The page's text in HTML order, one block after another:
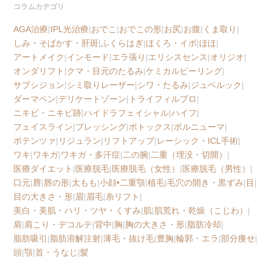
コラムカテゴリ
AGA治療|IPL光治療|おでこ |おでこの形|お尻|お腹| くま取り |
しみ・そばかす・肝斑|ふくらはぎ|ほくろ・イボ|ほほ|
アートメイク|インモード|エラ張り |エリシスセンス|オリジオ|
オンダリフト |クマ・目元のたるみ|ケミカルピーリング|
サブシジョン|シミ取りレーザー|シワ・たるみ|ジュベルック|
ダーマペン|デリケートゾーン| トライフィルプロ|
ニキビ・ニキビ跡|ハイドラフェイシャル|ハイフ|
フェイスライン|ブレッシング|ボトックス|ボルニューマ|
ポテンツァ| リジュラン| リフトアップ|レーシック・ICL手術|
ワキ|ワキガ|ワキガ・多汗症|二の腕|二重（埋没・切開） |
医療ダイエット |医療脱毛|医療脱毛（女性） |医療脱毛（男性） |
口元|唇|唇の形|太もも|小顔•二重顎|植毛|毛穴の開き・黒ずみ|目 |
目の大きさ・形|眉|眉毛|糸リフト |
美白・美肌・ハリ・ツヤ・くすみ|肌|肌荒れ・乾燥（こじわ） |
肩|肩こり・デコルテ|背中|胸|胸の大きさ・形|脂肪冷却|
脂肪吸引 |脂肪溶解注射|薄毛・抜け毛|豊胸|輪郭・エラ|部分痩せ|
頭|顎|首・うなじ|髪